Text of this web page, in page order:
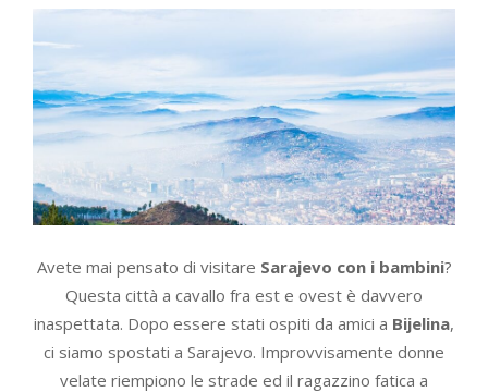
Avete mai pensato di visitare Sarajevo con i bambini?
Questa città a cavallo fra est e ovest è davvero
inaspettata. Dopo essere stati ospiti da amici a Bijelina,
ci siamo spostati a Sarajevo. Improvvisamente donne
velate riempiono le strade ed il ragazzino fatica a